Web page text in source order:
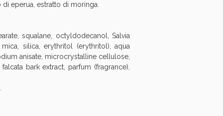
eperua, estratto di moringa.
squalane, octyldodecanol, Salvia
silica, erythritol (erythritol), aqua
anisate, microcrystalline cellulose,
bark extract, parfum (fragrance),